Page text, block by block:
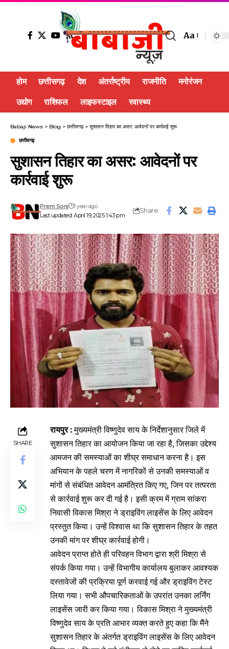
Aa
होम छत्तीसगढ़ देश अंतर्राष्ट्रीय राजनीति मनोरंजन
उद्योग राशिफल लाइफस्टाइल स्वास्थ्य
Babaji News > Blog > छत्तीसगढ़> सुशासन तिहार का असर: आवेदनों पर कार्रवाई शुरू
छत्तीसगढ़
सुशासन तिहार का असर: आवेदनों पर
कार्रवाई शुरू
Last updated: April 19, 2025 1:43 pm
Prem Soni 1 year ago
Share
SHARE
रायपुर :मुख्यमंत्री विष्णुदेव साय के निर्देशानुसार जिले में
सुशासन तिहार का आयोजन किया जा रहा है, जिसका उद्देश्य
आमजन की समस्याओं का शीघ्र समाधान करना है। इस
अभियान के पहले चरण में नागरिकों से उनकी समस्याओं व
मांगों से संबंधित आवेदन आमंत्रित किए गए, जिन पर तत्परता
से कार्रवाई शुरू कर दी गई है। इसी क्रम में ग्राम सांकरा
निवासी विकास मिश्रा ने ड्राइविंग लाइसेंस के लिए आवेदन
प्रस्तुत किया। उन्हें विश्वास था कि सुशासन तिहार के तहत
उनकी मांग पर शीघ्र कार्रवाई होगी।
आवेदन प्राप्त होते ही परिवहन विभाग द्वारा श्री मिश्रा से
संपर्क किया गया। उन्हें विभागीय कार्यालय बुलाकर आवश्यक
दस्तावेजों की प्रक्रिया पूर्ण करवाई गई और ड्राइविंग टेस्ट
लिया गया। सभी औपचारिकताओं के उपरांत उनका लर्निंग
लाइसेंस जारी कर किया गया। विकास मिश्रा ने मुख्यमंत्री
विष्णुदेव साय के प्रति आभार व्यक्त करते हुए कहा कि मैंने
सुशासन तिहार के अंतर्गत ड्राइविंग लाइसेंस के लिए आवेदन